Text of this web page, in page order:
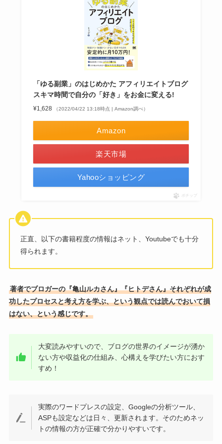
「ゆる副業」のはじめかた アフィリエイトブログ
スキマ時間で自分の「好き」をお金に変える!
¥1,628 （2022/04/22 13:18時点 | Amazon調べ）
Amazon
楽天市場
Yahooショッピング
ポチップ
正直、以下の書籍程度の情報はネット、Youtubeでも十分
得られます。
著者でブロガーの『亀山ルカさん』『ヒトデさん』それぞれが成
功したプロセスと考え方を学ぶ、という観点では読んでおいて損
はない、という感じです。
大変読みやすいので、ブログの世界のイメージが湧か
ない方や収益化の仕組み、心構えを学びたい方におす
すめ！
実際のワードプレスの設定、Googleの分析ツール、
ASPも設定などは日々、更新されます。そのためネッ
トの情報の方が正確で分かりやすいです。